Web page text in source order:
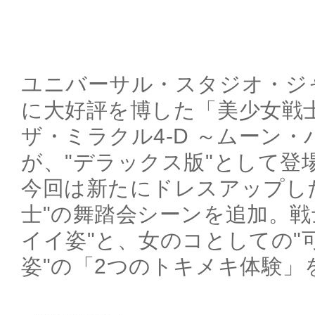
ユニバーサル・スタジオ・
に大好評を博した「美少女戦
ザ・ミラクル4-D ～ムーン・
が、"デラックス版"として登
今回は新たにドレスアップ
士"の舞踏会シーンを追加。
イイ姿"と、女のコとしての"
姿"の「2つのトキメキ体験」